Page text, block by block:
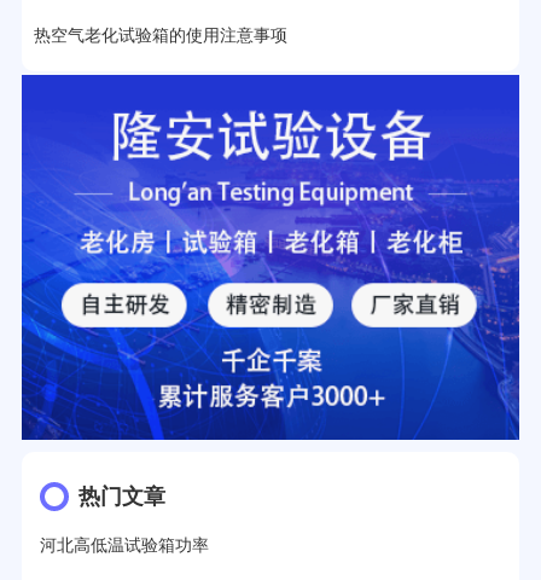
热空气老化试验箱的使用注意事项
热门文章
河北高低温试验箱功率